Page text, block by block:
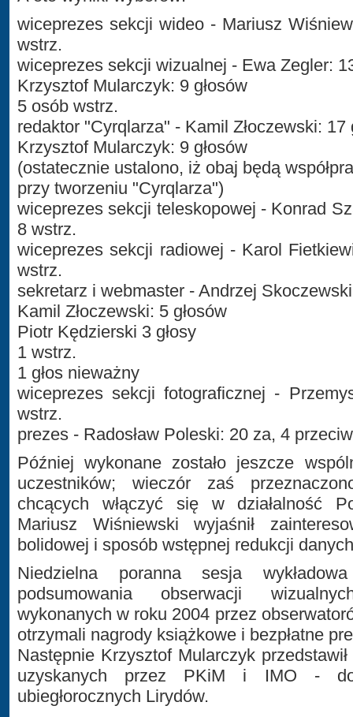
wiceprezes sekcji wideo - Mariusz
wstrz.
wiceprezes sekcji wizualnej - Ewa Zegler:
Krzysztof Mularczyk: 9 głosów
5 osób wstrz.
redaktor "Cyrqlarza" - Kamil Złoczewski: 17
Krzysztof Mularczyk: 9 głosów
(ostatecznie ustalono, iż obaj będą
przy tworzeniu "Cyrqlarza")
wiceprezes sekcji teleskopowej - Konrad
8 wstrz.
wiceprezes sekcji radiowej - Karol
wstrz.
sekretarz i webmaster - Andrzej
Kamil Złoczewski: 5 głosów
Piotr Kędzierski 3 głosy
1 wstrz.
1 głos nieważny
wiceprezes sekcji fotograficznej -
wstrz.
prezes - Radosław Poleski: 20 za, 4
Później wykonane zostało jeszcze
uczestników; wieczór zaś
chcących włączyć się w działalność
Mariusz Wiśniewski wyjaśnił
bolidowej i sposób wstępnej redukcji
Niedzielna poranna sesja
podsumowania obserwacji
wykonanych w roku 2004 przez
otrzymali nagrody książkowe i bezpłatne
Następnie Krzysztof Mularczyk
uzyskanych przez PKiM i IMO -
ubiegłorocznych Lirydów.